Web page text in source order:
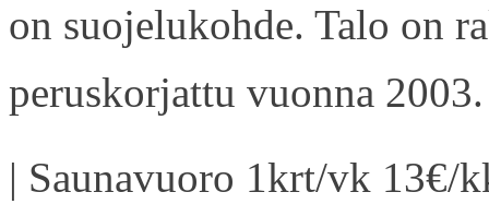
on suojelukohde. Talo on
peruskorjattu vuonna 2003.
| Saunavuoro 1krt/vk 13€/